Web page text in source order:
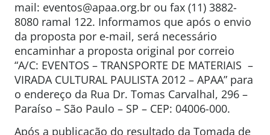
mail: eventos@apaa.org.br ou fax (11) 3882-
8080 ramal 122. Informamos que após o envio
da proposta por e-mail, será necessário
encaminhar a proposta original por correio
“A/C: EVENTOS – TRANSPORTE DE MATERIAIS –
VIRADA CULTURAL PAULISTA 2012 – APAA” para
o endereço da Rua Dr. Tomas Carvalhal, 296 –
Paraíso – São Paulo – SP – CEP: 04006-000.
Após a publicação do resultado da Tomada de